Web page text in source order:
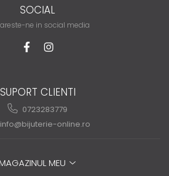
SOCIAL
ne in social media
SUPORT CLIENTI
0723283779
info@bijuterie-online.ro
MEU